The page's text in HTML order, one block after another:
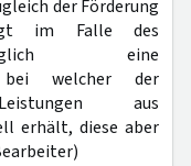
der Förderung
im Falle des
eine
bei welcher der
aus
erhält, diese aber